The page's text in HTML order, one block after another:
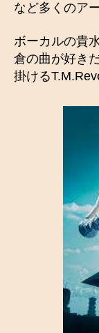
など多くのア
ボーカルの貴
倉の曲が好き
掛ける